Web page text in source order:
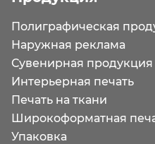
Полиграфическая
Наружная реклама
Сувенирная продукция
Интерьерная печать
Печать на ткани
Широкоформатная
Упаковка